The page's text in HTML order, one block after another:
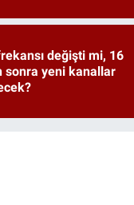
değişti mi, 16
sonra yeni kanallar